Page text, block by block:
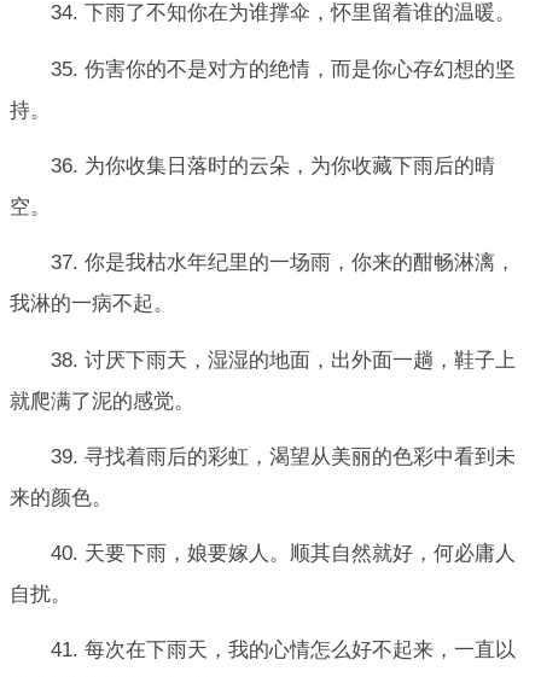
34. 下雨了不知你在为谁撑伞，怀里留着谁的温暖。
35. 伤害你的不是对方的绝情，而是你心存幻想的坚
持。
36. 为你收集日落时的云朵，为你收藏下雨后的晴
空。
37. 你是我枯水年纪里的一场雨，你来的酣畅淋漓，
我淋的一病不起。
38. 讨厌下雨天，湿湿的地面，出外面一趟，鞋子上
就爬满了泥的感觉。
39. 寻找着雨后的彩虹，渴望从美丽的色彩中看到未
来的颜色。
40. 天要下雨，娘要嫁人。顺其自然就好，何必庸人
自扰。
41. 每次在下雨天，我的心情怎么好不起来，一直以